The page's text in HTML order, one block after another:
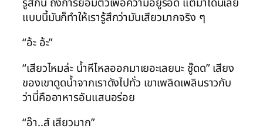
แบบนี้มันก็ทำให้เรารู้สึกว่ามันเสียวมากจริง ๆ
“อ้ะ อ้ะ”
“เสียวไหมล่ะ น้ำหีไหลออกมาเยอะเลยนะ ซู๊ดด” เสียง
ของเขาดูดน้ำจากเราดังไปทั่ว เขาเพลิดเพลินราวกับ
ว่านี่คืออาหารอันแสนอร่อย
“อ๊า..ส์ เสียวมาก”